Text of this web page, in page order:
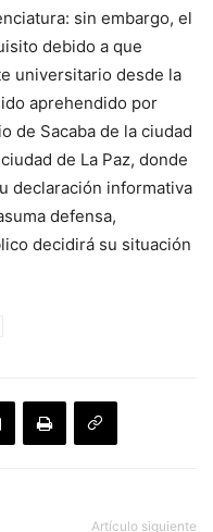
sin embargo, el
debido a que
universitario desde la
aprehendido por
de Sacaba de la ciudad
de La Paz, donde
declaración informativa
defensa,
decidirá su situación
Artículo siguiente